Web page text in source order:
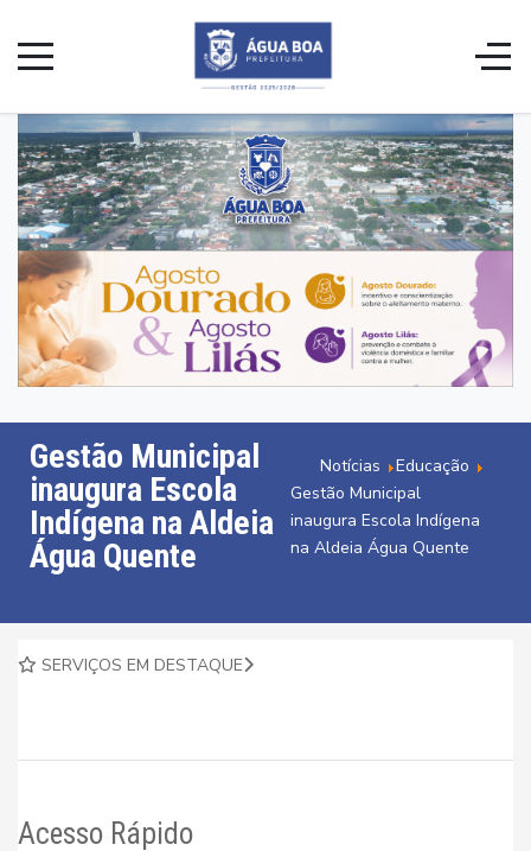
Gestão Municipal
inaugura Escola
Indígena na Aldeia
Água Quente
Notícias
Educação
Gestão Municipal
inaugura Escola Indígena
na Aldeia Água Quente
SERVIÇOS EM DESTAQUE
Acesso Rápido